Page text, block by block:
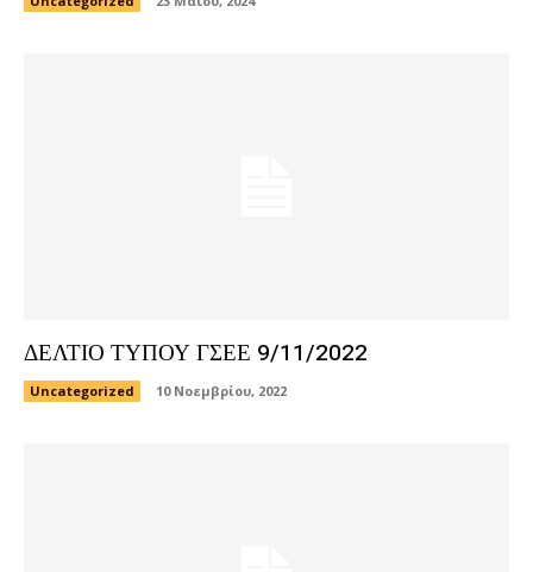
ΔΕΛΤΙΟ ΤΥΠΟΥ ΓΣΕΕ 9/11/2022
Uncategorized 10 Νοεμβρίου, 2022